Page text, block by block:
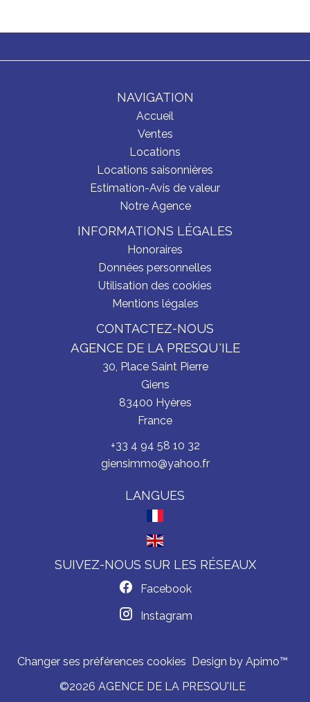
NAVIGATION
Accueil
Ventes
Locations
Locations saisonnières
Estimation-Avis de valeur
Notre Agence
INFORMATIONS LÉGALES
Honoraires
Données personnelles
Utilisation des cookies
Mentions légales
CONTACTEZ-NOUS
AGENCE DE LA PRESQU'ILE
30, Place Saint Pierre
Giens
83400 Hyères
France
+33 4 94 58 10 32
giensimmo@yahoo.fr
LANGUES
SUIVEZ-NOUS SUR LES RÉSEAUX
Facebook
Instagram
Changer ses préférences cookies Design by Apimo™
©2026 AGENCE DE LA PRESQU'ILE